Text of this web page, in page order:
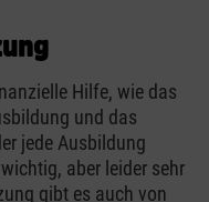
Hilfe, wie das
und das
jede Ausbildung
aber leider sehr
gibt es auch von